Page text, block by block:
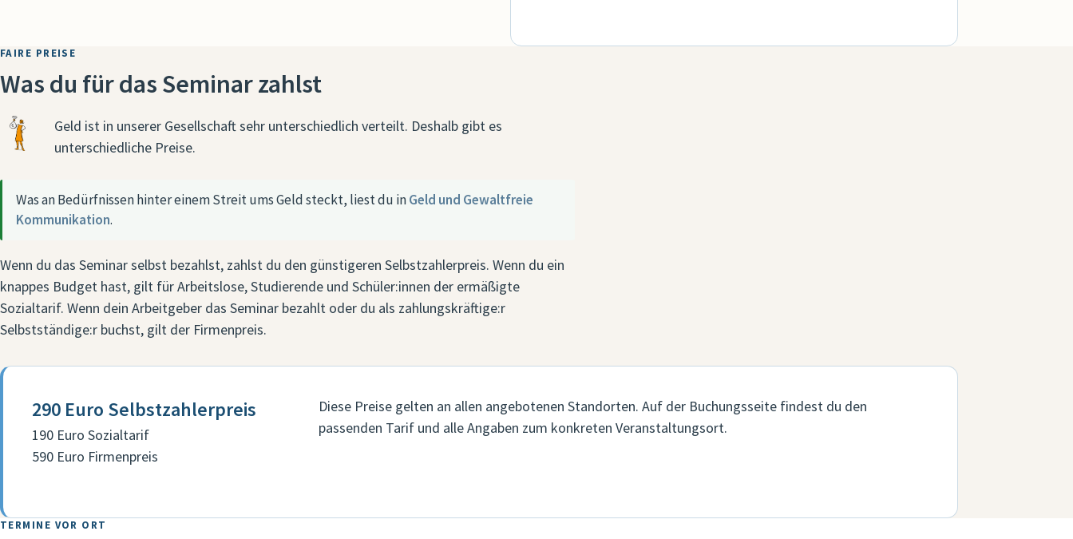
FAIRE PREISE
Was du für das Seminar zahlst
Geld ist in unserer Gesellschaft sehr unterschiedlich verteilt. Deshalb gibt es
unterschiedliche Preise.
Was an Bedürfnissen hinter einem Streit ums Geld steckt, liest du inGeld und Gewaltfreie
Kommunikation.
Wenn du das Seminar selbst bezahlst, zahlst du den günstigeren Selbstzahlerpreis. Wenn du ein
knappes Budget hast, gilt für Arbeitslose, Studierende und Schüler:innen der ermäßigte
Sozialtarif. Wenn dein Arbeitgeber das Seminar bezahlt oder du als zahlungskräftige:r
Selbstständige:r buchst, gilt der Firmenpreis.
290 Euro Selbstzahlerpreis
190 Euro Sozialtarif
590 Euro Firmenpreis
Diese Preise gelten an allen angebotenen Standorten. Auf der Buchungsseite findest du den
passenden Tarif und alle Angaben zum konkreten Veranstaltungsort.
TERMINE VOR ORT